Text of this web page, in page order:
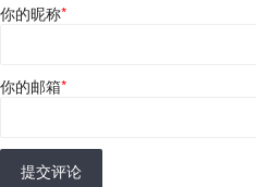
你的昵称*
你的邮箱*
提交评论